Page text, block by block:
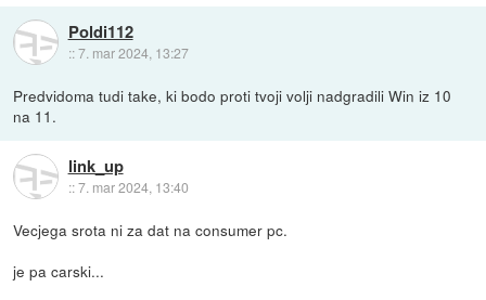
Poldi112
::7. mar 2024, 13:27
Predvidoma tudi take, ki bodo proti tvoji volji nadgradili Win iz 10
na 11.
link_up
::7. mar 2024, 13:40
Vecjega srota ni za dat na consumer pc.
je pa carski...